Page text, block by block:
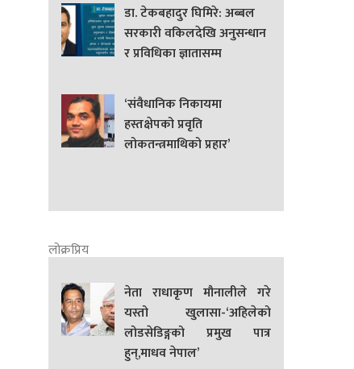
डा. टेकबहादुर घिमिरे: अब्बल
सरकारी वकिलदेखि अनुसन्धान
र प्रविधिका ज्ञातासम्म
‘संवैधानिक निकायमा
हस्तक्षेपको प्रवृति
लोकतन्त्रमाथिको प्रहार’
लोक्रप्रिय
नेता राधाकृण मौनालीले गरे
यस्तो खुलासा-‘अहिलेको
लोडसेडिङ्गको प्रमुख पात्र
हुन्,माधव नेपाल’